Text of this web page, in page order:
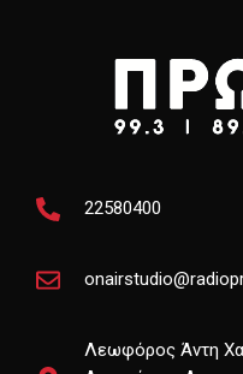
22580400
Λεωφόρος Άντη